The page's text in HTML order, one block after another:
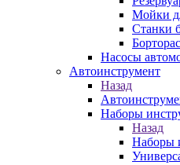
Мойки
Станки
Насосы
Автоинструмент
Назад
Наборы
Назад
Наборы